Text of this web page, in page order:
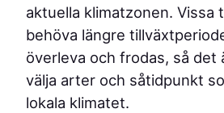
aktuella klimatzonen. Vissa
behöva längre
överleva och frodas, så det
välja arter och såtidpunkt
lokala klimatet.